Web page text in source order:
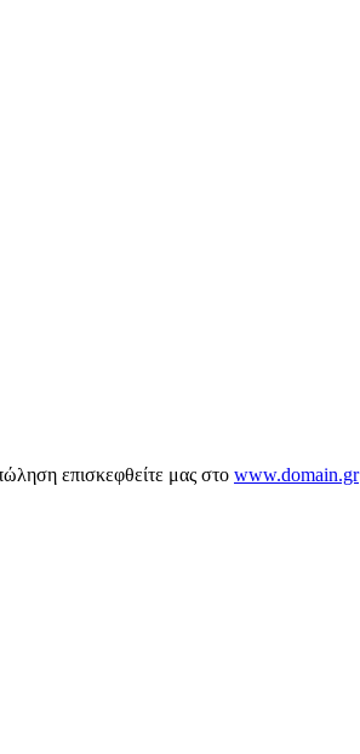
επισκεφθείτε μας στο www.domain.gr